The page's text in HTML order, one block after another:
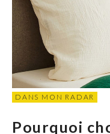
DANS MON RADAR
Pourquoi